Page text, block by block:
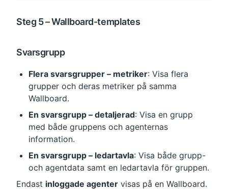
Steg 5 – Wallboard-templates
Svarsgrupp
Flera svarsgrupper – metriker: Visa flera
grupper och deras metriker på samma
Wallboard.
En svarsgrupp – detaljerad: Visa en grupp
med både gruppens och agenternas
information.
En svarsgrupp – ledartavla: Visa både grupp-
och agentdata samt en ledartavla för gruppen.
Endast inloggade agenter visas på en Wallboard.